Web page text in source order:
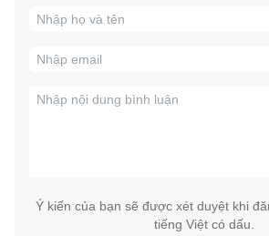
Ý kiến của bạn sẽ được xét duyệt khi
tiếng Việt có dấu.